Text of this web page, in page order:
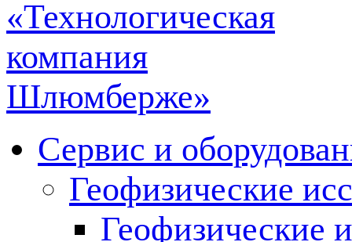
Сервис и
Геофизические
Геофизические